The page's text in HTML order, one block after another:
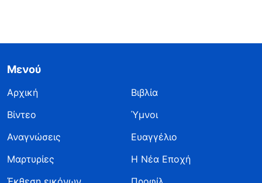
Μενού
Αρχική
Βιβλία
Βίντεο
Ύμνοι
Αναγνώσεις
Ευαγγέλιο
Μαρτυρίες
Η Νέα Εποχή